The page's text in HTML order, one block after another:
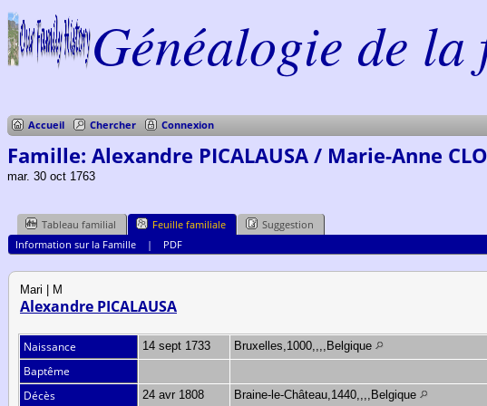
Généalogie de
Accueil Chercher Connexion
Famille: Alexandre PICALAUSA / Marie-Anne
mar. 30 oct 1763
Tableau familial Feuille familiale
Suggestion
Information sur la Famille| PDF
Mari | M
Alexandre PICALAUSA
Naissance 14 sept 1733 Bruxelles,1000,,,,Belgique
Baptême
Décès
24 avr 1808 Braine-le-Château,1440,,,,Belgique